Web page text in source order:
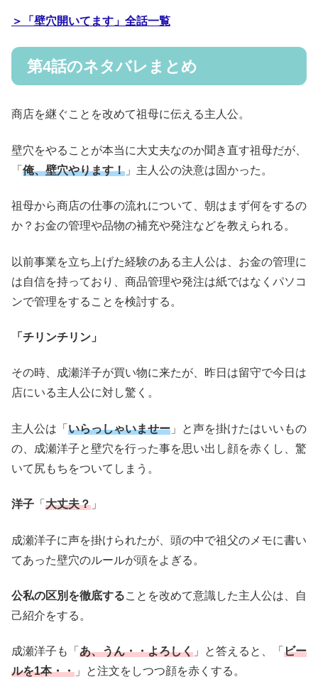
＞「壁穴開いてます」全話一覧
第4話のネタバレまとめ
商店を継ぐことを改めて祖母に伝える主人公。
壁穴をやることが本当に大丈夫なのか聞き直す祖母だが、
「 俺、壁穴やります！ 」主人公の決意は固かった。
祖母から商店の仕事の流れについて、朝はまず何をするの
か？お金の管理や品物の補充や発注などを教えられる。
以前事業を立ち上げた経験のある主人公は、お金の管理に
は自信を持っており、商品管理や発注は紙ではなくパソコ
ンで管理をすることを検討する。
「チリンチリン」
その時、成瀬洋子が買い物に来たが、昨日は留守で今日は
店にいる主人公に対し驚く。
主人公は「 いらっしゃいませー 」と声を掛けたはいいもの
の、成瀬洋子と壁穴を行った事を思い出し顔を赤くし、驚
いて尻もちをついてしまう。
洋子 「 大丈夫？ 」
成瀬洋子に声を掛けられたが、頭の中で祖父のメモに書い
てあった壁穴のルールが頭をよぎる。
公私の区別を徹底することを改めて意識した主人公は、自
己紹介をする。
成瀬洋子も「 あ、うん・・よろしく 」と答えると、「 ビー
ルを1本・・ 」と注文をしつつ顔を赤くする。